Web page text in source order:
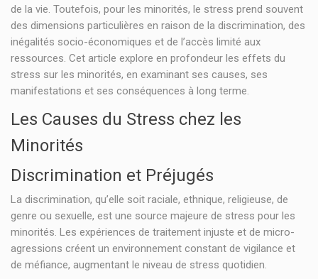
de la vie. Toutefois, pour les minorités, le stress prend souvent
des dimensions particulières en raison de la discrimination, des
inégalités socio-économiques et de l’accès limité aux
ressources. Cet article explore en profondeur les effets du
stress sur les minorités, en examinant ses causes, ses
manifestations et ses conséquences à long terme.
Les Causes du Stress chez les
Minorités
Discrimination et Préjugés
La discrimination, qu’elle soit raciale, ethnique, religieuse, de
genre ou sexuelle, est une source majeure de stress pour les
minorités. Les expériences de traitement injuste et de micro-
agressions créent un environnement constant de vigilance et
de méfiance, augmentant le niveau de stress quotidien.